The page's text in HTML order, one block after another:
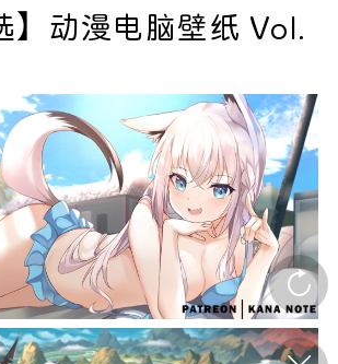
立即永久封号
】动漫电脑壁纸 Vol.